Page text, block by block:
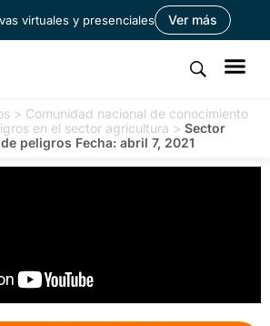
virtuales y presenciales Ver más
> Comunidad nacional de conocimiento
en el sector agricultura > Sector
peligros Fecha: abril 7, 2021